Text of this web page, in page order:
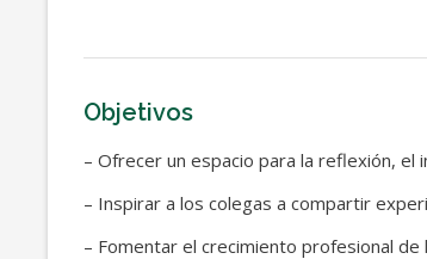
Objetivos
– Ofrecer un espacio para la reflexión, el
– Inspirar a los colegas a compartir
– Fomentar el crecimiento profesional